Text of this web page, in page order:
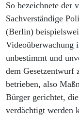
So bezeichnete der
Sachverständige
(Berlin)
Videoüberwachung
unbestimmt und
dem Gesetzentwurf
betrieben, also
Bürger gerichtet,
verdächtigt werden